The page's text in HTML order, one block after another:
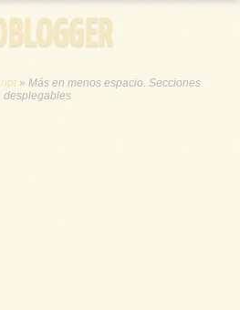
»Más en menos espacio. Secciones
desplegables